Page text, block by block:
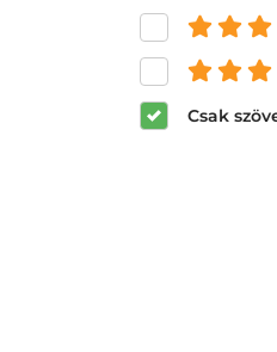
Csak